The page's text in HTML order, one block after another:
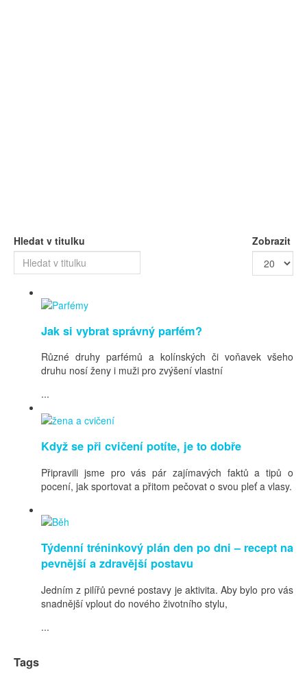
Hledat v titulku Zobrazit
Jak si vybrat správný parfém?
Různé druhy parfémů a kolínských či voňavek všeho
druhu nosí ženy i muži pro zvýšení vlastní
...
Když se při cvičení potíte, je to dobře
Připravili jsme pro vás pár zajímavých faktů a tipů o
pocení, jak sportovat a přitom pečovat o svou pleť a vlasy.
Týdenní tréninkový plán den po dni – recept na
pevnější a zdravější postavu
Jedním z pilířů pevné postavy je aktivita. Aby bylo pro vás
snadnější vplout do nového životního stylu,
...
Tags